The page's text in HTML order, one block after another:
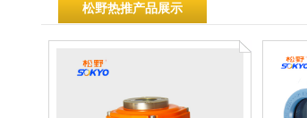
松野热推产品展示